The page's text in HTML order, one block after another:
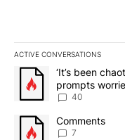
ACTIVE CONVERSATIONS
The following is a list
A trending article titled
‘It’s been
prompts
40
A trending article titled
Comments
7